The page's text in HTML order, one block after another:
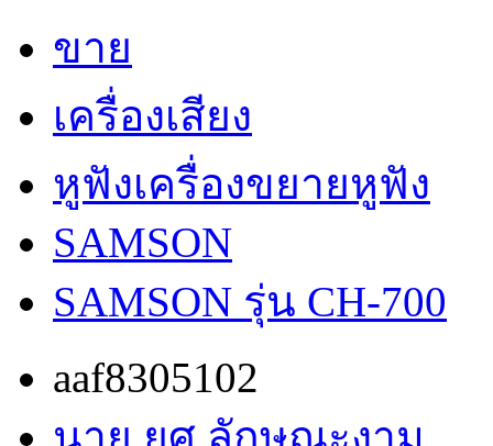
ขาย
เครื่องเสียง
หูฟังเครื่องขยายหูฟัง
SAMSON
SAMSON รุ่น CH-700
aaf8305102